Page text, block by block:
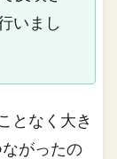
いまし
となく大き
がったの